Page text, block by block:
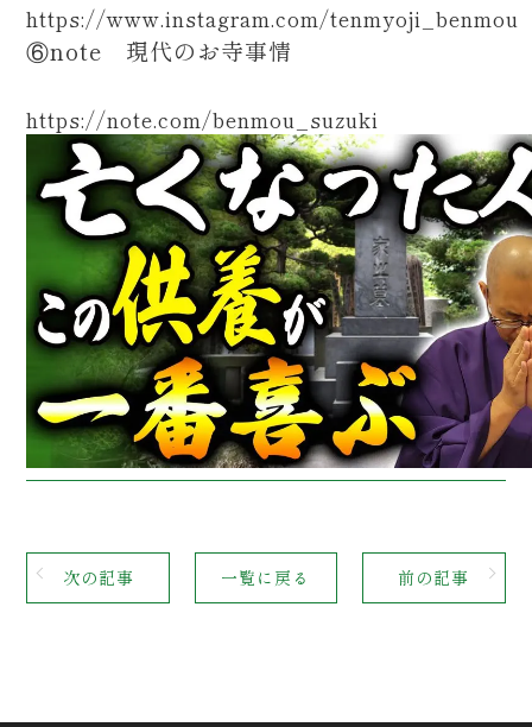
https://www.instagram.com/tenmyoji_benmou
⑥note 現代のお寺事情
https://note.com/benmou_suzuki
次の記事 一覧に戻る 前の記事